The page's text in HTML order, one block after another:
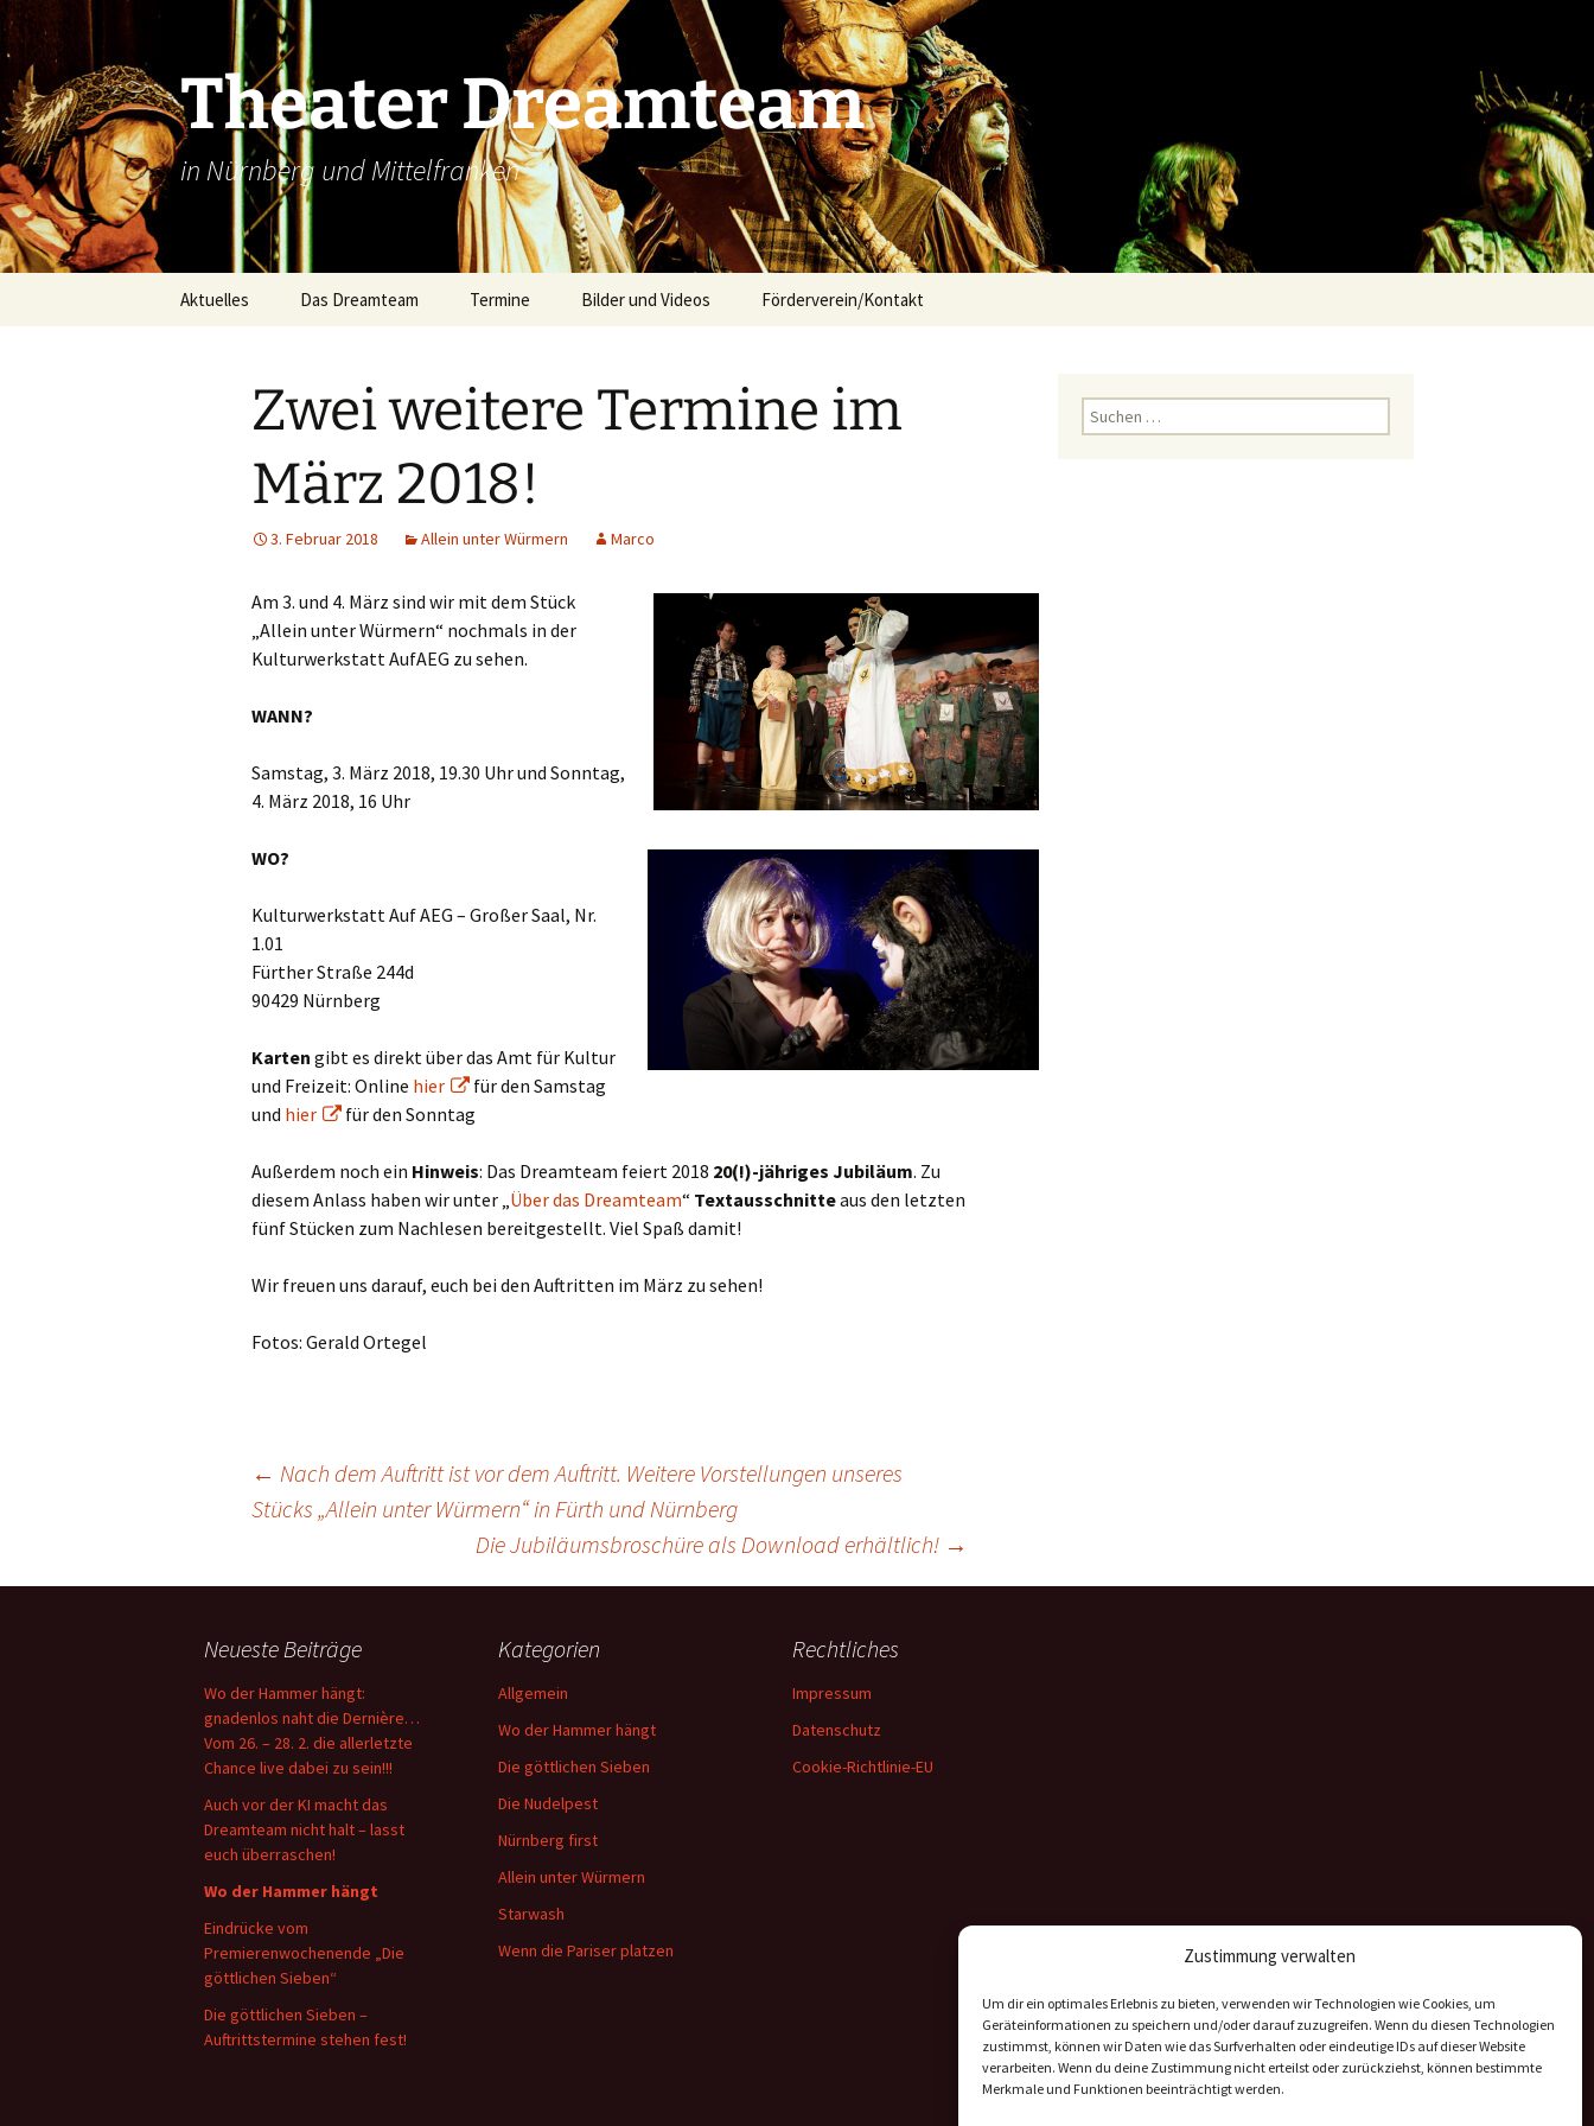
Zustimmung verwalten
Um dir ein optimales Erlebnis zu bieten, verwenden wir Technologien wie Cookies, um
Geräteinformationen zu speichern und/oder darauf zuzugreifen. Wenn du diesen Technologien
zustimmst, können wir Daten wie das Surfverhalten oder eindeutige IDs auf dieser Website
verarbeiten. Wenn du deine Zustimmung nicht erteilst oder zurückziehst, können bestimmte
Merkmale und Funktionen beeinträchtigt werden.
Zum
Inhalt
springen
Theater Dreamteam
in Nürnberg und Mittelfranken
Aktuelles Das Dreamteam Termine Bilder und Videos Förderverein/Kontakt
Zwei weitere Termine im
März 2018!
3. Februar 2018 Allein unter Würmern Marco
Am 3. und 4. März sind wir mit dem Stück
„Allein unter Würmern“ nochmals in der
Kulturwerkstatt AufAEG zu sehen.
WANN?
Samstag, 3. März 2018, 19.30 Uhr und Sonntag,
4. März 2018, 16 Uhr
WO?
Kulturwerkstatt Auf AEG – Großer Saal, Nr.
1.01
Fürther Straße 244d
90429 Nürnberg
Karten gibt es direkt über das Amt für Kultur
und Freizeit: Online hier
für den Samstag
und hier für den Sonntag
Außerdem noch ein Hinweis: Das Dreamteam feiert 2018 20(!)-jähriges Jubiläum. Zu
diesem Anlass haben wir unter „Über das Dreamteam“ Textausschnitteaus den letzten
fünf Stücken zum Nachlesen bereitgestellt. Viel Spaß damit!
Wir freuen uns darauf, euch bei den Auftritten im März zu sehen!
Fotos: Gerald Ortegel
Beitragsnavigation
← Nach dem Auftritt ist vor dem Auftritt. Weitere Vorstellungen unseres
Stücks „Allein unter Würmern“ in Fürth und Nürnberg
Die Jubiläumsbroschüre als Download erhältlich! →
Suchen
nach:
Neueste Beiträge
Wo der Hammer hängt:
gnadenlos naht die Dernière…
Vom 26. – 28. 2. die allerletzte
Chance live dabei zu sein!!!
Auch vor der KI macht das
Dreamteam nicht halt – lasst
euch überraschen!
Wo der Hammer hängt
Eindrücke vom
Premierenwochenende „Die
göttlichen Sieben“
Die göttlichen Sieben –
Auftrittstermine stehen fest!
Kategorien
Allgemein
Wo der Hammer hängt
Die göttlichen Sieben
Die Nudelpest
Nürnberg first
Allein unter Würmern
Starwash
Wenn die Pariser platzen
Rechtliches
Impressum
Datenschutz
Cookie-Richtlinie-EU